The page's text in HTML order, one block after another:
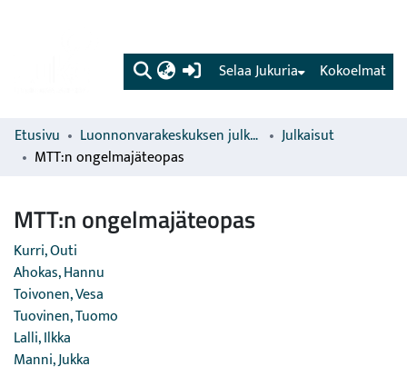
(current) Kokoelmat
Selaa Jukuria
Etusivu Luonnonvarakeskuksen julkaisut
Julkaisut
MTT:n ongelmajäteopas
MTT:n ongelmajäteopas
Kurri, Outi
Ahokas, Hannu
Toivonen, Vesa
Tuovinen, Tuomo
Lalli, Ilkka
Manni, Jukka